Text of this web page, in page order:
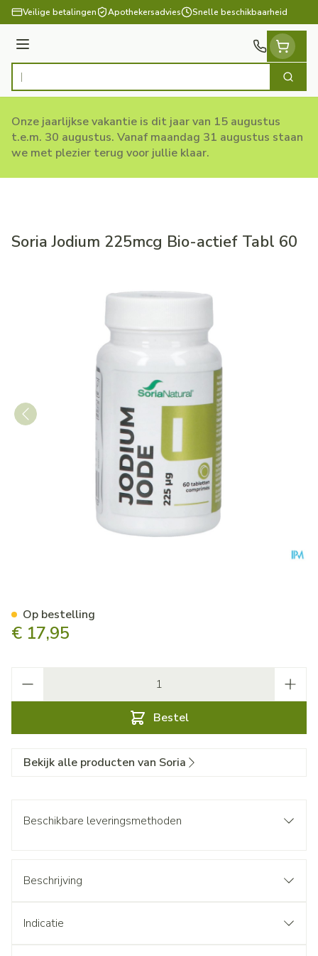
Ga naar de inhoud
Veilige betalingen Apothekersadvies Snelle beschikbaarheid
Menu
Product, merk, categorie... Zoek
Onze jaarlijkse vakantie is dit jaar van 15 augustus
t.e.m. 30 augustus. Vanaf maandag 31 augustus staan
we met plezier terug voor jullie klaar.
Soria Jodium 225mcg Bio-actief Tabl 60
€ 17,95
Bestel
Op bestelling
Bekijk alle producten van Soria
Beschikbare leveringsmethoden
Beschrijving
Indicatie